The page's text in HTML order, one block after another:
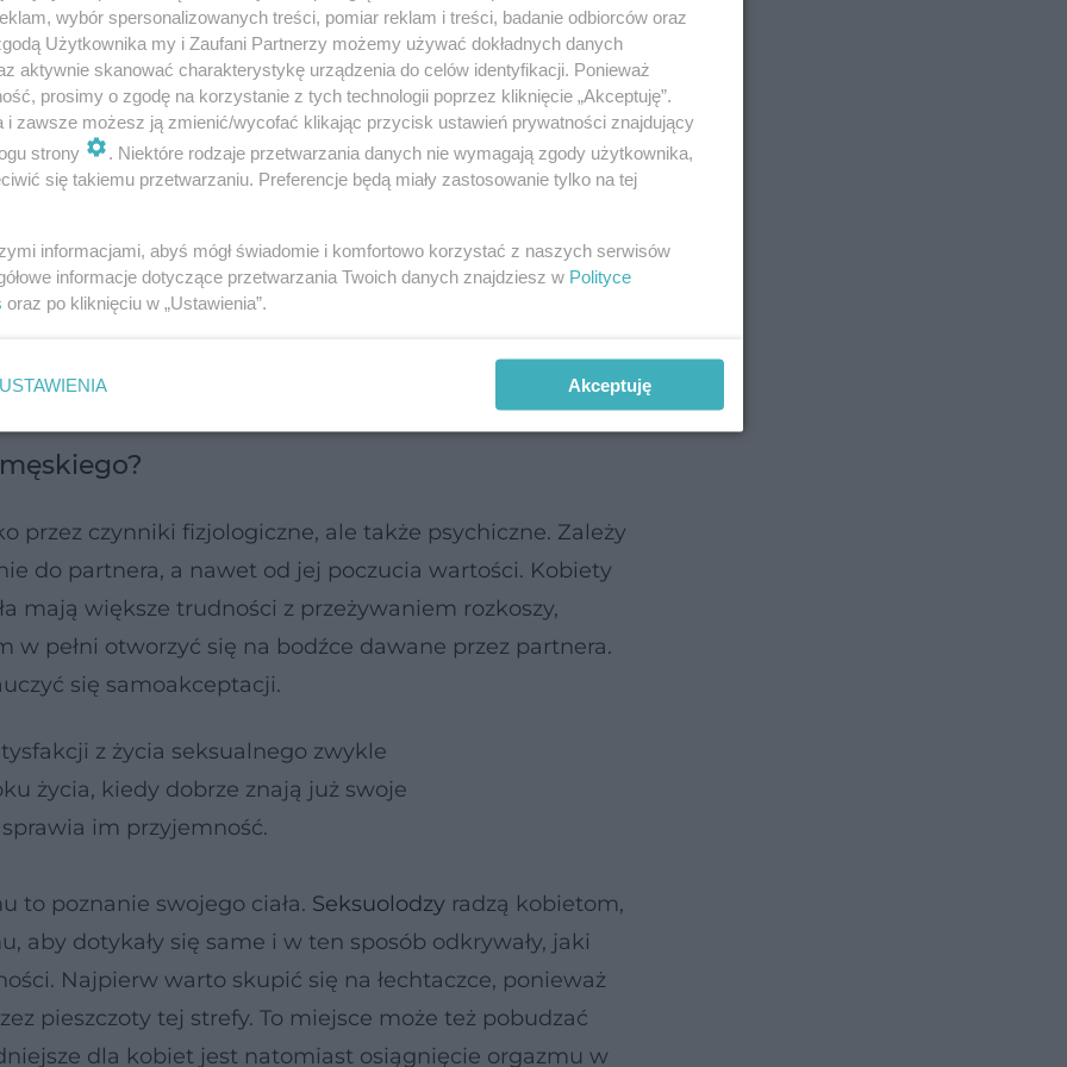
, penetracji, seksu oralnego , analnego
, stymulacji
kobieta jest w stanie uzyskać orgazm bez
albo poprzez
.
jest więc podobna. Między orgazmem kobiecym a
kobieta zwykle musi się orgazmu nauczyć, natomiast jej
Co to oznacza?
przez czynniki fizjologiczne, ale także psychiczne. Zależy
do partnera, a nawet od jej poczucia wartości. Kobiety
mają większe trudności z przeżywaniem rozkoszy,
pełni otworzyć się na bodźce dawane przez partnera.
się samoakceptacji.
z życia seksualnego zwykle
życia, kiedy dobrze znają już swoje
sprawia im przyjemność.
to poznanie swojego ciała. Seksuolodzy radzą kobietom,
aby dotykały się same i w ten sposób odkrywały, jaki
Najpierw warto skupić się na łechtaczce, ponieważ
pieszczoty tej strefy. To miejsce może też pobudzać
dla kobiet jest natomiast osiągnięcie orgazmu w
wybór spersonalizowanych treści, pomiar reklam i treści, badanie odbiorców oraz
Użytkownika my i Zaufani Partnerzy możemy używać dokładnych danych
aktywnie skanować charakterystykę urządzenia do celów identyfikacji. Ponieważ
prosimy o zgodę na korzystanie z tych technologii poprzez kliknięcie „Akceptuję”.
i zawsze możesz ją zmienić/wycofać klikając przycisk ustawień prywatności znajdujący
strony
. Niektóre rodzaje przetwarzania danych nie wymagają zgody użytkownika,
się takiemu przetwarzaniu. Preferencje będą miały zastosowanie tylko na tej
informacjami, abyś mógł świadomie i komfortowo korzystać z naszych serwisów
informacje dotyczące przetwarzania Twoich danych znajdziesz w Polityce
oraz po kliknięciu w „Ustawienia”.
USTAWIENIA Akceptuję